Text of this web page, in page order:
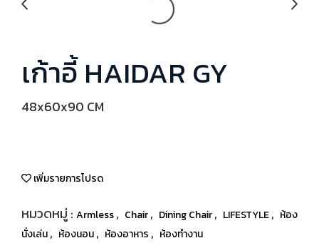
เก้าอี้ HAIDAR GY
48x60x90 CM
เพิ่มรายการโปรด
หมวดหมู่ : Armless, Chair, Dining Chair, LIFESTYLE, ห้อง
นั่งเล่น, ห้องนอน, ห้องอาหาร , ห้องทำงาน